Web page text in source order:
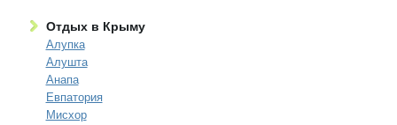
Отдых в Крыму
Алупка
Алушта
Анапа
Евпатория
Мисхор